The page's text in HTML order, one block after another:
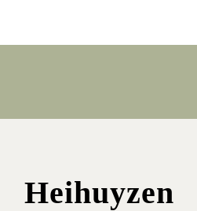
Heihuyzen